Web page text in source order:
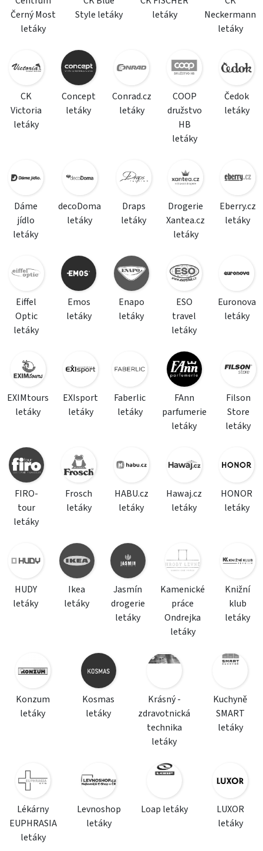
Černý Most
letáky
Style letáky
letáky
Neckermann
letáky
CK
Victoria
letáky
Concept
letáky
Conrad.cz
letáky
COOP
družstvo
HB
letáky
Čedok
letáky
Dáme
jídlo
letáky
decoDoma
letáky
Draps
letáky
Drogerie
Xantea.cz
letáky
Eberry.cz
letáky
Eiffel
Optic
letáky
Emos
letáky
Enapo
letáky
ESO
travel
letáky
Euronova
letáky
EXIMtours
letáky
EXIsport
letáky
Faberlic
letáky
FAnn
parfumerie
letáky
Filson
Store
letáky
FIRO-
tour
letáky
Frosch
letáky
HABU.cz
letáky
Hawaj.cz
letáky
HONOR
letáky
HUDY
letáky
Ikea
letáky
Jasmín
drogerie
letáky
Kamenické
práce
Ondrejka
letáky
Knižní
klub
letáky
Konzum
letáky
Kosmas
letáky
Krásný -
zdravotnická
technika
letáky
Kuchyně
SMART
letáky
Lékárny
EUPHRASIA
letáky
Levnoshop
letáky
Loap letáky
LUXOR
letáky